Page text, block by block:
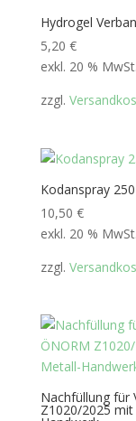
Hydrogel
5,20 €
exkl. 20 % MwSt.
zzgl.
Kodanspray
10,50 €
exkl. 20 % MwSt.
zzgl.
Nachfüllung für
Z1020/2025